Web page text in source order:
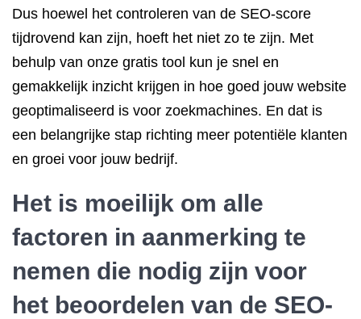
Dus hoewel het controleren van de SEO-score
tijdrovend kan zijn, hoeft het niet zo te zijn. Met
behulp van onze gratis tool kun je snel en
gemakkelijk inzicht krijgen in hoe goed jouw website
geoptimaliseerd is voor zoekmachines. En dat is
een belangrijke stap richting meer potentiële klanten
en groei voor jouw bedrijf.
Het is moeilijk om alle
factoren in aanmerking te
nemen die nodig zijn voor
het beoordelen van de SEO-